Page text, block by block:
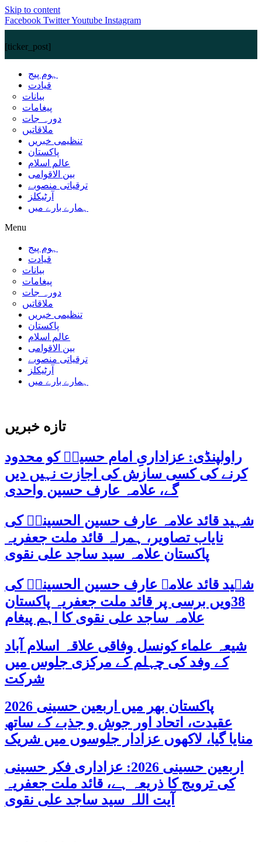
Skip to content
Facebook TwitterYoutube Instagram
[ticker_post]
ہوم پیج
قیادت
بیانات
پیغامات
دورہ جات
ملاقاتیں
تنظیمی خبریں
پاکستان
عالم اسلام
بین الاقوامی
ترقیاتی منصوبے
آرٹیکلز
ہمارے بارے میں
Menu
ہوم پیج
قیادت
بیانات
پیغامات
دورہ جات
ملاقاتیں
تنظیمی خبریں
پاکستان
عالم اسلام
بین الاقوامی
ترقیاتی منصوبے
آرٹیکلز
ہمارے بارے میں
تازه خبریں
راولپنڈی: عزاداریِ امام حسینؑ کو محدود
کرنے کی کسی سازش کی اجازت نہیں دیں
گے، علامہ عارف حسین واحدی
شہید قائد علامہ عارف حسین الحسینیؒ کی
نایاب تصاویر، ہمراہ قائد ملت جعفریہ
پاکستان علامہ سید ساجد علی نقوی
شہید قائد علامہ عارف حسین الحسینیؒ کی
38ویں برسی پر قائد ملت جعفریہ پاکستان
علامہ ساجد علی نقوی کا اہم پیغام
شیعہ علماء کونسل وفاقی علاقہ اسلام آباد
کے وفد کی چہلم کے مرکزی جلوس میں
شرکت
پاکستان بھر میں اربعین حسینی 2026
عقیدت، اتحاد اور جوش و جذبے کے ساتھ
منایا گیا، لاکھوں عزادار جلوسوں میں شریک
اربعین حسینی 2026: عزاداری فکر حسینی
کی ترویج کا ذریعہ ہے، قائد ملت جعفریہ
آیت اللہ سید ساجد علی نقوی